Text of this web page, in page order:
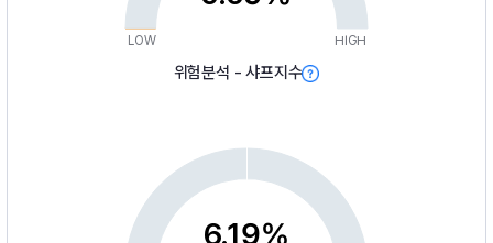
LOW HIGH
위험분석 - 샤프지수
6.19%